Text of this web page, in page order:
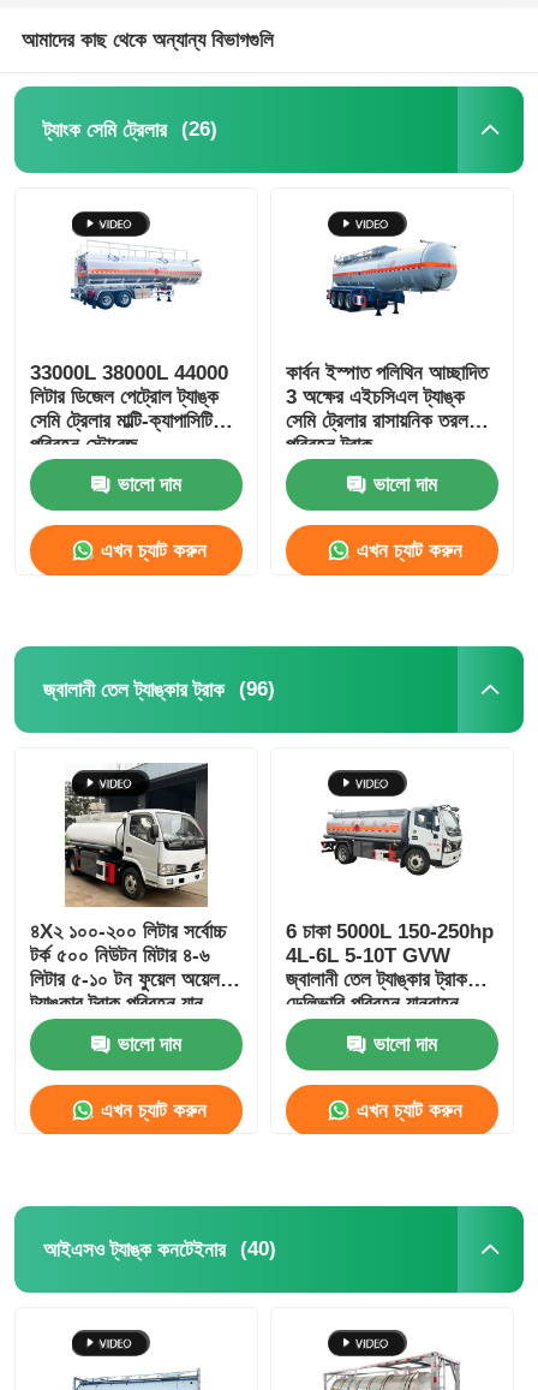
আমাদের কাছ থেকে অন্যান্য বিভাগগুলি
ট্যাংক সেমি ট্রেলার (26)
33000L 38000L 44000
লিটার ডিজেল পেট্রোল ট্যাঙ্ক
সেমি ট্রেলার মাল্টি-ক্যাপাসিটি
পরিবহন স্টোরেজ
ভালো দাম
এখন চ্যাট করুন
কার্বন ইস্পাত পলিথিন আচ্ছাদিত
3 অক্ষের এইচসিএল ট্যাঙ্ক
সেমি ট্রেলার রাসায়নিক তরল
পরিবহন ট্রাক
ভালো দাম
এখন চ্যাট করুন
জ্বালানী তেল ট্যাঙ্কার ট্রাক (96)
৪X২ ১০০-২০০ লিটার সর্বোচ্চ
টর্ক ৫০০ নিউটন মিটার ৪-৬
লিটার ৫-১০ টন ফুয়েল অয়েল
ট্যাঙ্কার ট্রাক পরিবহন যান
ভালো দাম
এখন চ্যাট করুন
6 চাকা 5000L 150-250hp
4L-6L 5-10T GVW
জ্বালানী তেল ট্যাঙ্কার ট্রাক
ডেলিভারি পরিবহন যানবাহন
ভালো দাম
এখন চ্যাট করুন
আইএসও ট্যাঙ্ক কনটেইনার (40)